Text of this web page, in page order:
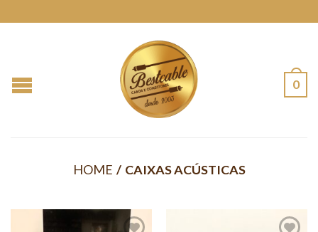
0
HOME / CAIXAS ACÚSTICAS